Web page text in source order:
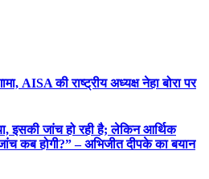
AISA की राष्ट्रीय अध्यक्ष नेहा बोरा पर
इसकी जांच हो रही है; लेकिन आर्थिक
कब होगी?” – अभिजीत दीपके का बयान